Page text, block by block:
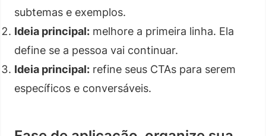
subtemas e exemplos.
Ideia principal: melhore a primeira linha. Ela
define se a pessoa vai continuar.
Ideia principal: refine seus CTAs para serem
específicos e conversáveis.